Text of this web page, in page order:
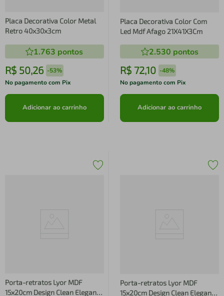
Placa Decorativa Color Metal
Retro 40x30x3cm
1.763 pontos
R$ 50,26 -53%
No pagamento com Pix
Adicionar ao carrinho
Placa Decorativa Color Com
Led Mdf Afago 21X41X3Cm
2.530 pontos
R$ 72,10 -48%
No pagamento com Pix
Adicionar ao carrinho
Porta-retratos Lyor MDF
15x20cm Design Clean Elegante
Porta-retratos Lyor MDF
15x20cm Design Clean Elegante